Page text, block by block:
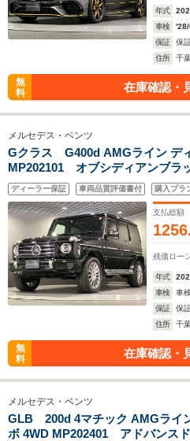
年式
車検
保証
保
住所
千
無
料
在庫確認・
メルセデス・ベンツ
Gクラス G400d AMGライン デ
MP202101 オブシディアンブラ
ディーラー保証 車両品質評価書付 購入プラ
支払総額
残価ロー
年式
車検
車
保証
保
住所
千
無
料
在庫確認・
メルセデス・ベンツ
GLB 200d 4マチック AMGライ
ボ 4WD MP202401 アドバンス